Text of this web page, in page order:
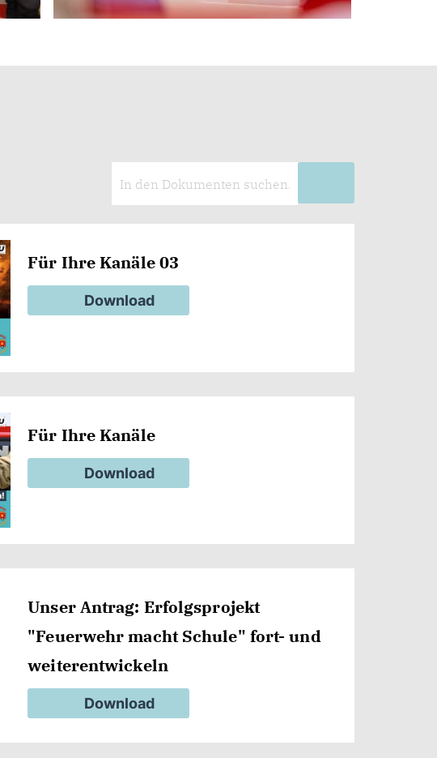
Für Ihre Kanäle 03
Download
Für Ihre Kanäle
Download
Unser Antrag: Erfolgsprojekt
"Feuerwehr macht Schule" fort- und
weiterentwickeln
Download